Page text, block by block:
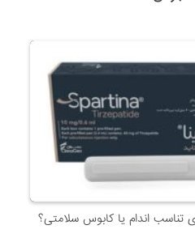
تناسب اندام یا کابوس سلامتی؟